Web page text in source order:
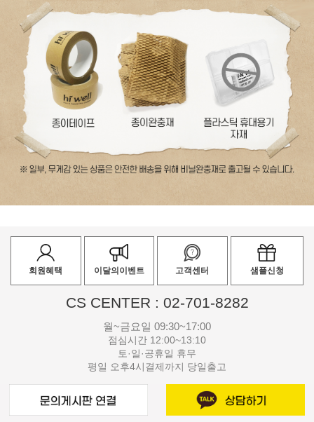
회원혜택 이달의이벤트 고객센터 샘플신청
CS CENTER : 02-701-8282
월~금요일 09:30~17:00
점심시간 12:00~13:10
토·일·공휴일 휴무
평일 오후4시결제까지 당일출고